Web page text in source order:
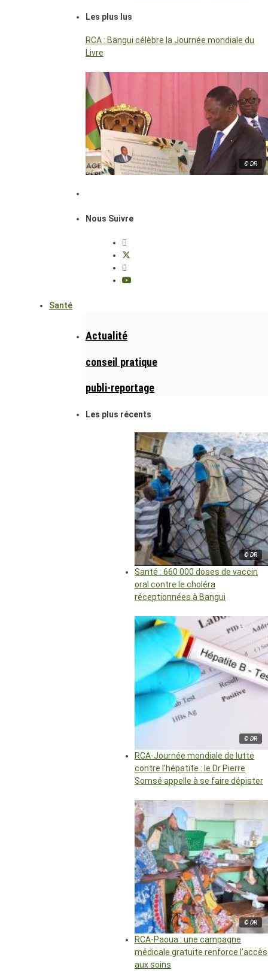
Les plus lus
RCA : Bangui célèbre la Journée mondiale du
Livre
© DR
Nous Suivre
Santé
Actualité
conseil pratique
publi-reportage
Les plus récents
© DR
Santé : 660 000 doses de vaccin
oral contre le choléra
réceptionnées à Bangui
© DR
RCA-Journée mondiale de lutte
contre l’hépatite : le Dr Pierre
Somsé appelle à se faire dépister
© DR
RCA-Paoua : une campagne
médicale gratuite renforce l’accès
aux soins